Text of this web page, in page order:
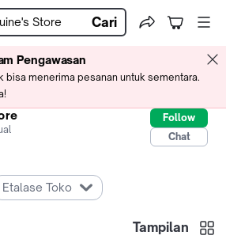
Cari
Pengawasan
bisa menerima pesanan untuk sementara.
Follow
Chat
Etalase Toko
Tampilan